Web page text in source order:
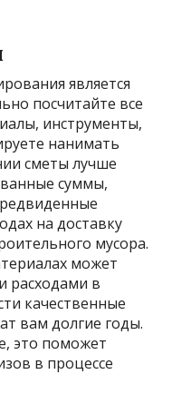
является
посчитайте все
инструменты,
нанимать
сметы лучше
суммы,
на доставку
мусора.
может
расходами в
качественные
вам долгие годы.
это поможет
в процессе